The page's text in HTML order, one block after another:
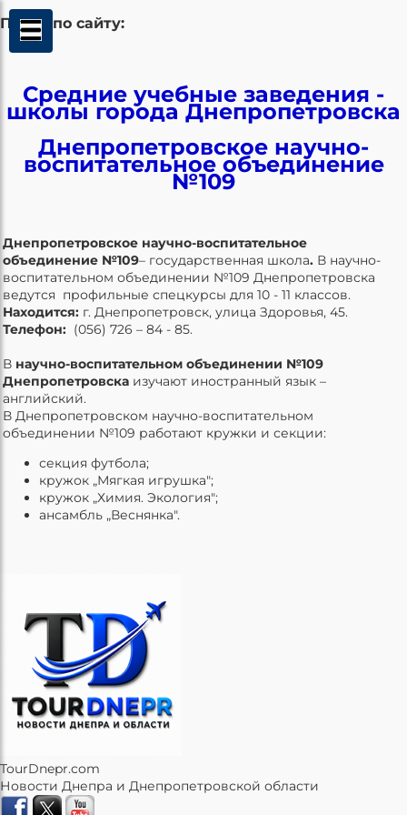
Поиск по сайту:
Средние учебные заведения -
школы города Днепропетровска
Днепропетровское научно-
воспитательное объединение
№109
Днепропетровское научно-воспитательное
объединение №109– государственная школа. В научно-
воспитательном объединении №109 Днепропетровска
ведутся профильные спецкурсы для 10 - 11 классов.
Находится: г. Днепропетровск, улица Здоровья, 45.
Телефон: (056) 726 – 84 - 85.
В научно-воспитательном объединении №109
Днепропетровска изучают иностранный язык –
английский.
В Днепропетровском научно-воспитательном
объединении №109 работают кружки и секции:
секция футбола;
кружок „Мягкая игрушка";
кружок „Химия. Экология";
ансамбль „Веснянка".
TourDnepr.com
Новости Днепра и Днепропетровской области